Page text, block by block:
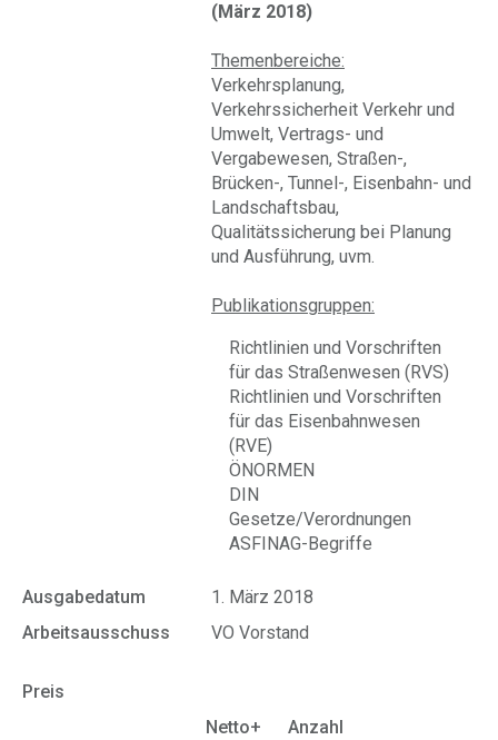
(März 2018)
Themenbereiche:
Verkehrsplanung,
Verkehrssicherheit Verkehr und
Umwelt, Vertrags- und
Vergabewesen, Straßen-,
Brücken-, Tunnel-, Eisenbahn- und
Landschaftsbau,
Qualitätssicherung bei Planung
und Ausführung, uvm.
Publikationsgruppen:
Richtlinien und Vorschriften
für das Straßenwesen (RVS)
Richtlinien und Vorschriften
für das Eisenbahnwesen
(RVE)
ÖNORMEN
DIN
Gesetze/Verordnungen
ASFINAG-Begriffe
Ausgabedatum
1. März 2018
Arbeitsausschuss
VO Vorstand
Preis
Netto+
Anzahl